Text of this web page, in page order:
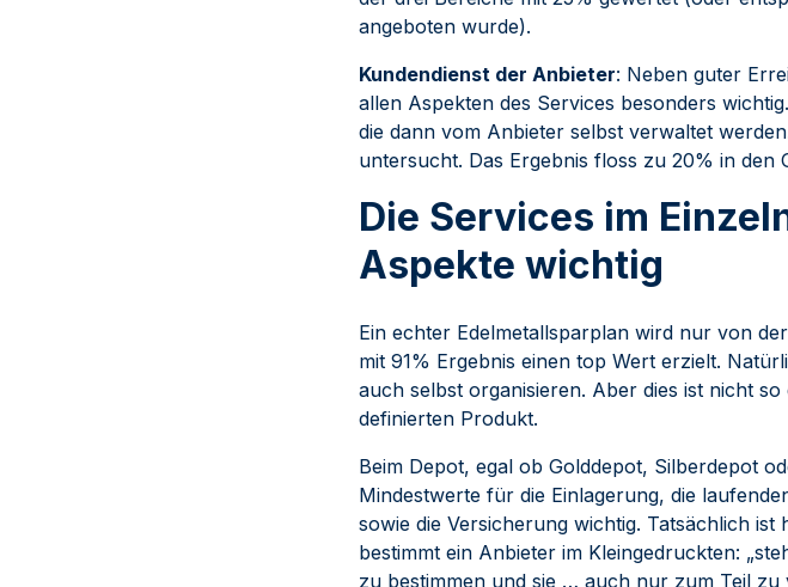
angeboten wurde).
Kundendienst der Anbieter: Neben guter
allen Aspekten des Services besonders
die dann vom Anbieter selbst verwaltet
untersucht. Das Ergebnis floss zu 20% in den
Die Services im
Aspekte wichtig
Ein echter Edelmetallsparplan wird nur von
mit 91% Ergebnis einen top Wert erzielt.
auch selbst organisieren. Aber dies ist nicht
definierten Produkt.
Beim Depot, egal ob Golddepot, Silberdepot
Mindestwerte für die Einlagerung, die
sowie die Versicherung wichtig. Tatsächlich
bestimmt ein Anbieter im Kleingedruckten:
zu bestimmen und sie … auch nur zum Teil zu